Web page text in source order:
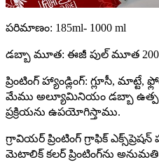
పరిమాణం: 185ml- 1000 ml
డబ్బా మూత: ఈజీ పుల్ మూత 200#
ప్రింటింగ్ హ్యాండ్లింగ్: గ్లూసీ, మాట్టే,
మేము అల్యూమినియం డబ్బా ఉత్పత్తి
ప్రక్రియను ఉపయోగిస్తాము.
గ్రావియర్ ప్రింటింగ్ గ్రాఫిక్
మెటాలిక్ కలర్ ప్రింటింగ్‌ను